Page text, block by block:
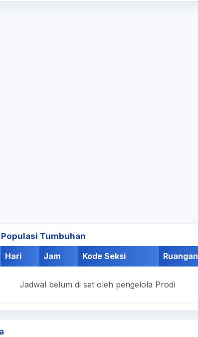
Tumbuhan
Hari Jam Kode Seksi Ruangan
Jadwal belum di set oleh pengelola Prodi